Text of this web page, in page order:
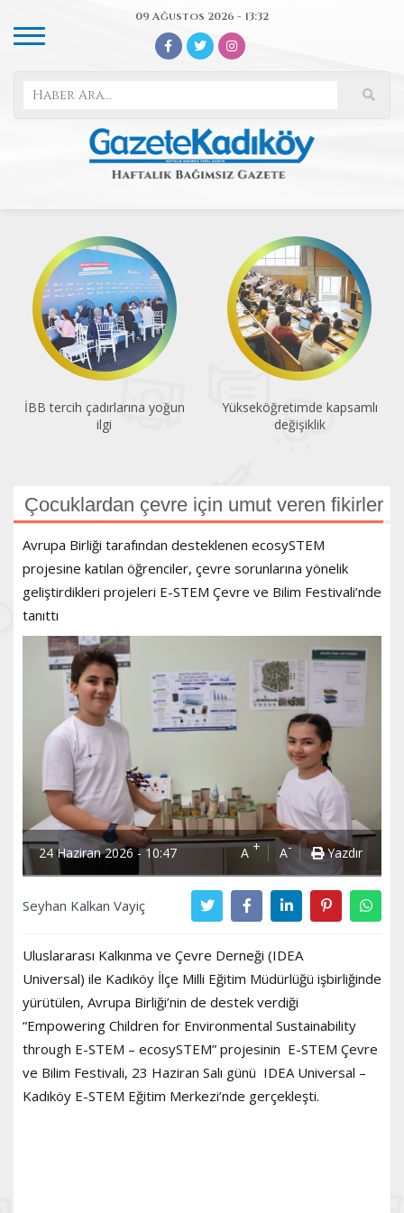
09 Ağustos 2026 - 13:32
Yükseköğretimde kapsamlı
değişiklik
Mimarlık öğrencileri
Kadıköy’deki stajlarını
Çocuklardan çevre için umut veren fikirler
Avrupa Birliği tarafından desteklenen ecosySTEM
projesine katılan öğrenciler, çevre sorunlarına yönelik
geliştirdikleri projeleri E-STEM Çevre ve Bilim Festivali’nde
tanıttı
24 Haziran 2026 - 10:47 A + A- Yazdır
Seyhan Kalkan Vayiç
Uluslararası Kalkınma ve Çevre Derneği (IDEA
Universal) ile Kadıköy İlçe Milli Eğitim Müdürlüğü işbirliğinde
yürütülen, Avrupa Birliği’nin de destek verdiği
“Empowering Children for Environmental Sustainability
through E-STEM – ecosySTEM” projesinin E-STEM Çevre
ve Bilim Festivali, 23 Haziran Salı günü IDEA Universal –
Kadıköy E-STEM Eğitim Merkezi’nde gerçekleşti.